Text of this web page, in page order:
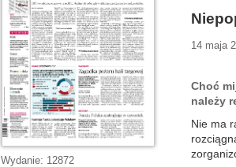
14 maja
Choć
należy
Nie ma
Wydanie: 12872